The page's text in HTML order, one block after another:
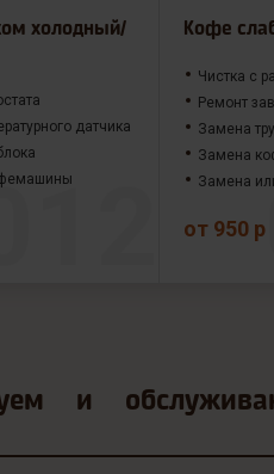
холодный/
датчика
Кофе
Чистка с
Ремонт
Замена
Замена
Замена
от 950 р
и